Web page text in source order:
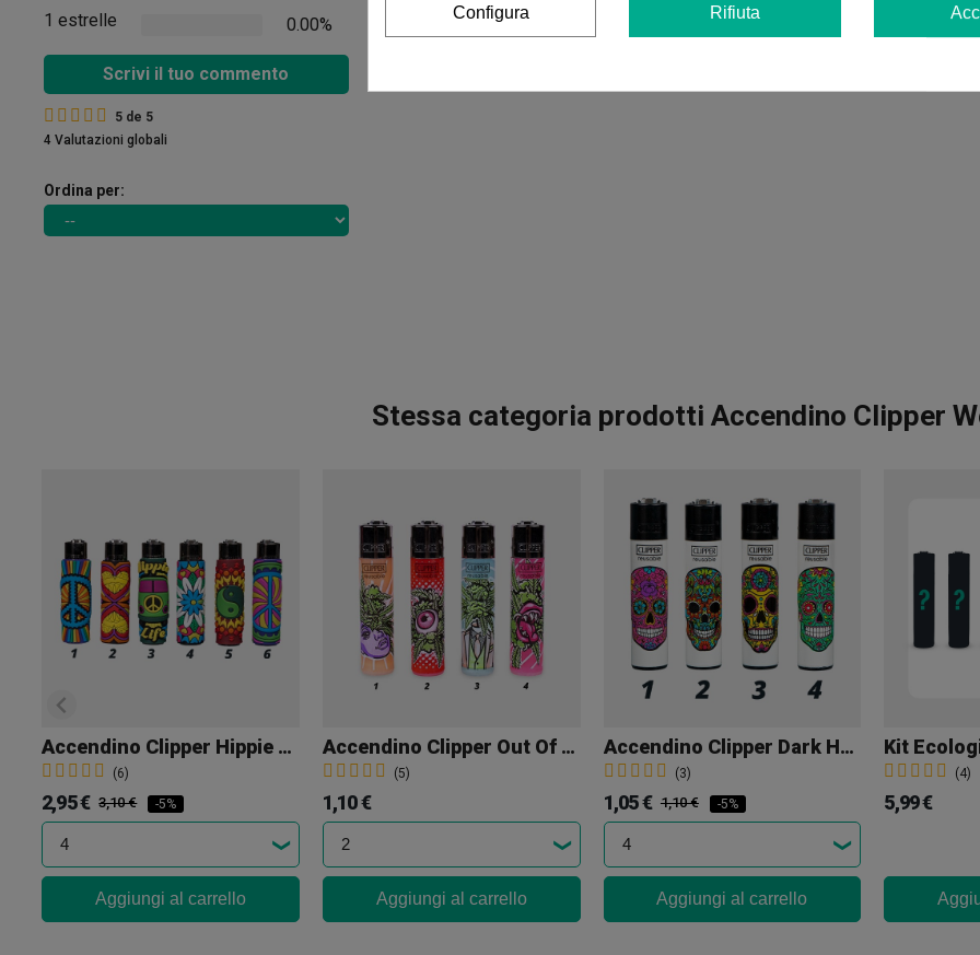
1 estrelle
0.00%
Scrivi il tuo commento
5 de 5
4 Valutazioni globali
Ordina per:
Stessa categoria prodotti Accendino Clipper
Accendino Clipper Hippie Passion 3 Con Fodera Di Silicone
(6)
2,95 € 3,10 € -5%
Aggiungi al carrello
Accendino Clipper Out Of Weed
(5)
1,10 €
Aggiungi al carrello
Accendino Clipper Dark Heaven
(3)
1,05 € 1,10 € -5%
Aggiungi al carrello
Kit
(4)
5,99 €
Configura Rifiuta